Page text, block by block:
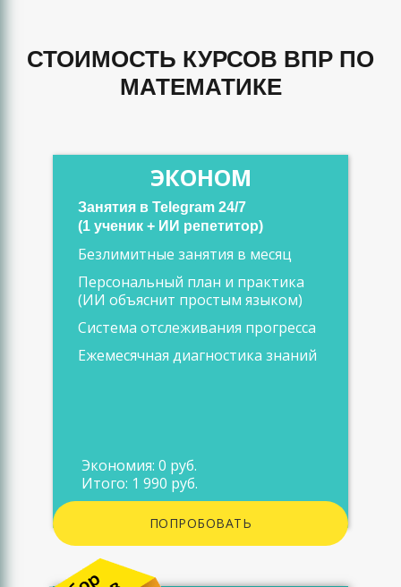
СТОИМОСТЬ КУРСОВ ВПР ПО
МАТЕМАТИКЕ
ЭКОНОМ
Занятия в Telegram 24/7
(1 ученик + ИИ репетитор)
Безлимитные занятия в месяц
Персональный план и практика
(ИИ объяснит простым языком)
Система отслеживания прогресса
Ежемесячная диагностика знаний
Экономия: 0 руб.
Итого: 1 990 руб.
ПОПРОБОВАТЬ